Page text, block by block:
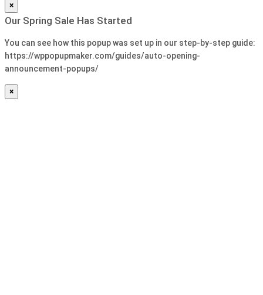
×
Our Spring Sale Has Started
You can see how this popup was set up in our step-by-step guide:
https://wppopupmaker.com/guides/auto-opening-
announcement-popups/
×